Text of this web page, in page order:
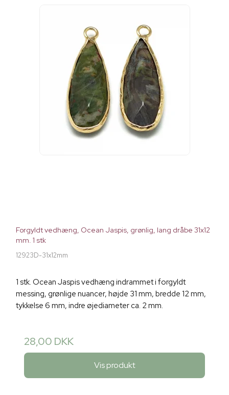
Forgyldt vedhæng, Ocean Jaspis, grønlig, lang dråbe 31x12
mm. 1 stk
12923D-31x12mm
1 stk. Ocean Jaspis vedhæng indrammet i forgyldt
messing, grønlige nuancer, højde 31 mm, bredde 12 mm,
tykkelse 6 mm, indre øjediameter ca. 2 mm.
28,00 DKK
Vis produkt